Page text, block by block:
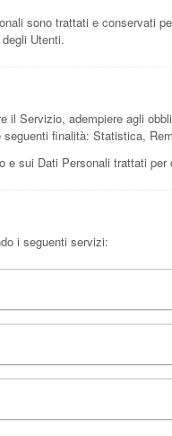
sono trattati e conservati
Utenti.
il Servizio, adempiere agli
finalità: Statistica,
sui Dati Personali trattati
i seguenti servizi: